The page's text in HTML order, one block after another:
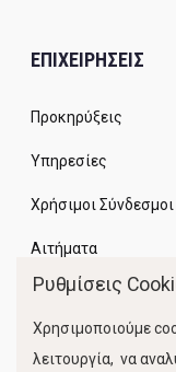
ΕΠΙΧΕΙΡΗΣΕΙΣ
Προκηρύξεις
Υπηρεσίες
Χρήσιμοι Σύνδεσμοι
Αιτήματα
Ρυθμίσεις
Χρησιμοποιούμε
λειτουργία, να